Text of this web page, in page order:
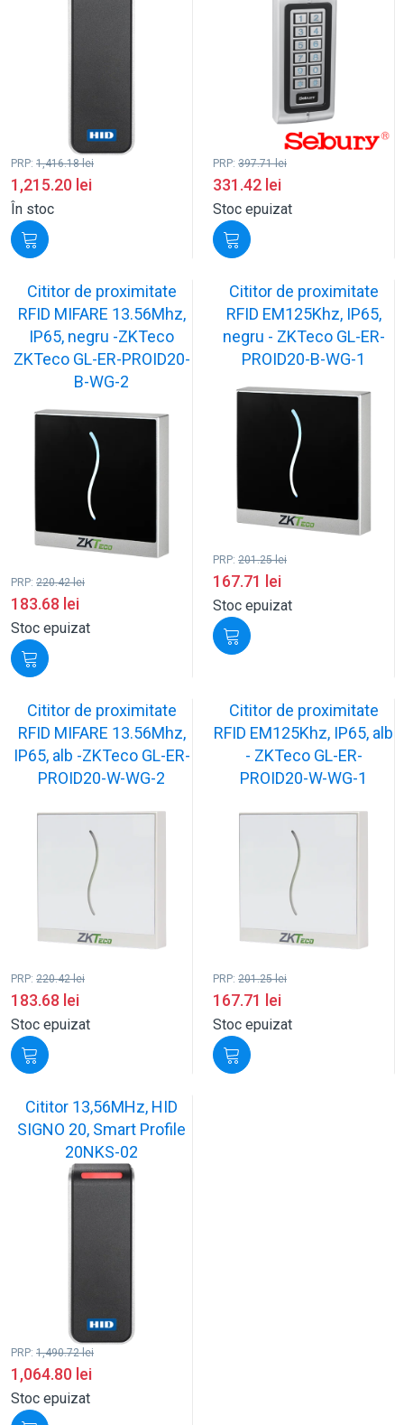
PRP: 1,416.18lei
1,215.20 lei
În stoc
PRP: 397.71lei
331.42 lei
Stoc epuizat
Cititor de proximitate
RFID MIFARE 13.56Mhz,
IP65, negru -ZKTeco
ZKTeco GL-ER-PROID20-
B-WG-2
PRP: 220.42lei
183.68 lei
Stoc epuizat
Cititor de proximitate
RFID EM125Khz, IP65,
negru - ZKTeco GL-ER-
PROID20-B-WG-1
PRP: 201.25lei
167.71 lei
Stoc epuizat
Cititor de proximitate
RFID MIFARE 13.56Mhz,
IP65, alb -ZKTeco GL-ER-
PROID20-W-WG-2
PRP: 220.42lei
183.68 lei
Stoc epuizat
Cititor de proximitate
RFID EM125Khz, IP65, alb
- ZKTeco GL-ER-
PROID20-W-WG-1
PRP: 201.25lei
167.71 lei
Stoc epuizat
Cititor 13,56MHz, HID
SIGNO 20, Smart Profile
20NKS-02
PRP: 1,490.72lei
1,064.80 lei
Stoc epuizat